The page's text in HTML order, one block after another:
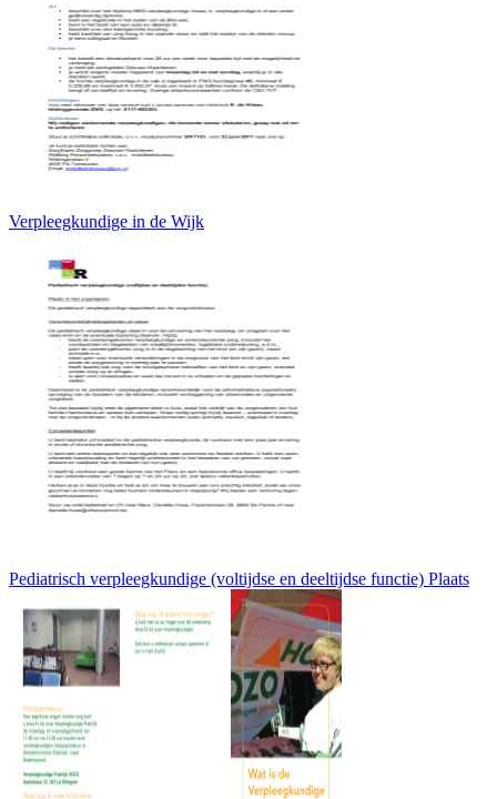
Verpleegkundige in de Wijk
Pediatrisch verpleegkundige (voltijdse en deeltijdse functie) Plaats